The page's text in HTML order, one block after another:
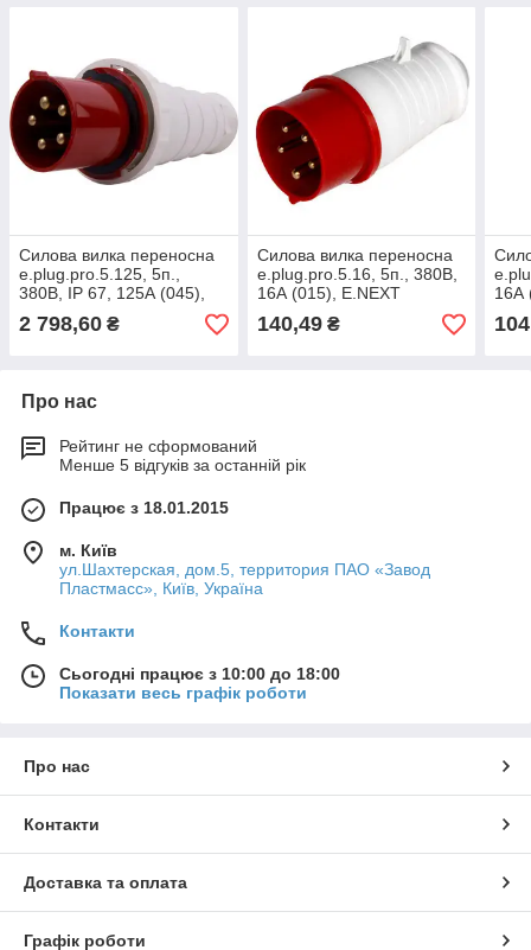
Силова вилка переносна
e.plug.pro.5.125, 5п.,
380В, IP 67, 125А (045),
E.NEXT (p011012)
2 798,60 ₴
Силова вилка переносна
e.plug.pro.5.16, 5п., 380В,
16А (015), E.NEXT
(p011007)
140,49₴
16А
Про нас
Рейтинг не сформований
Менше 5 відгуків за останній рік
Працює з 18.01.2015
м. Київ
ул.Шахтерская, дом.5, территория ПАО «Завод
Пластмасс», Київ, Україна
Контакти
Сьогодні працює з 10:00 до 18:00
Показати весь графік роботи
Про нас
Контакти
Доставка та оплата
Графік роботи